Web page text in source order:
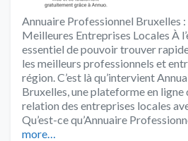
Annuaire Professionnel Bruxelles
Meilleures Entreprises Locales À
essentiel de pouvoir trouver
les meilleurs professionnels et
région. C’est là qu’intervient
Bruxelles, une plateforme en ligne
relation des entreprises locales
Qu’est-ce qu’Annuaire
more…